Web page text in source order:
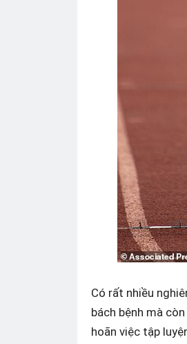
Có rất nhiều
bách bệnh mà
hoãn việc tập